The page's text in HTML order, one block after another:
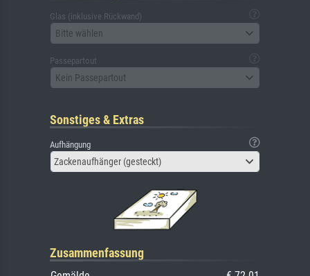
Glas (inklusive Rückwand)
Bitte wählen
Passepartout
Kein Passepartout
Sonstiges & Extras
Aufhängung
Zackenaufhänger (gesteckt)
Zusammenfassung